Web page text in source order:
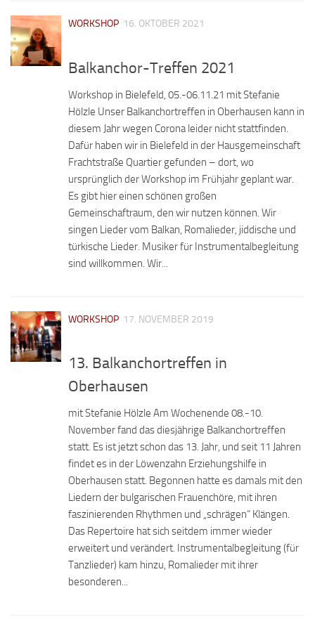
WORKSHOP 16. OKTOBER 2021
Balkanchor-Treffen 2021
Workshop in Bielefeld, 05.-06.11.21 mit Stefanie
Hölzle Unser Balkanchortreffen in Oberhausen kann in
diesem Jahr wegen Corona leider nicht stattfinden.
Dafür haben wir in Bielefeld in der Hausgemeinschaft
Frachtstraße Quartier gefunden – dort, wo
ursprünglich der Workshop im Frühjahr geplant war.
Es gibt hier einen schönen großen
Gemeinschaftraum, den wir nutzen können. Wir
singen Lieder vom Balkan, Romalieder, jiddische und
türkische Lieder. Musiker für Instrumentalbegleitung
sind willkommen. Wir...
WORKSHOP 17. NOVEMBER 2019
13. Balkanchortreffen in
Oberhausen
mit Stefanie Hölzle Am Wochenende 08.-10.
November fand das diesjährige Balkanchortreffen
statt. Es ist jetzt schon das 13. Jahr, und seit 11 Jahren
findet es in der Löwenzahn Erziehungshilfe in
Oberhausen statt. Begonnen hatte es damals mit den
Liedern der bulgarischen Frauenchöre, mit ihren
faszinierenden Rhythmen und „schrägen“ Klängen.
Das Repertoire hat sich seitdem immer wieder
erweitert und verändert. Instrumentalbegleitung (für
Tanzlieder) kam hinzu, Romalieder mit ihrer
besonderen...